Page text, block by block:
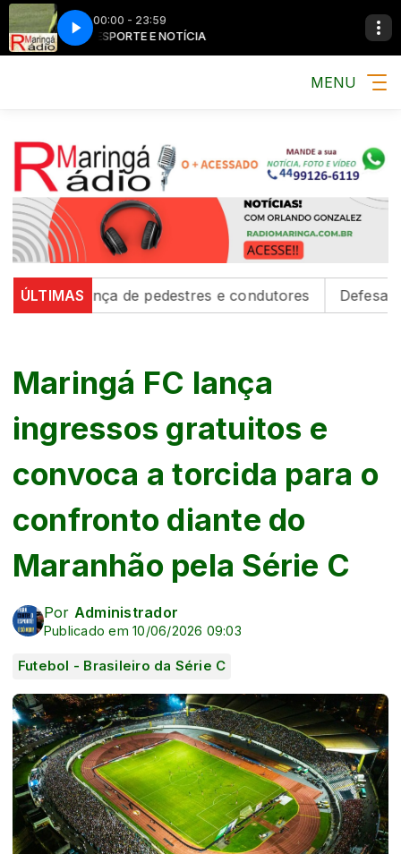
00:00 - 23:59
MÚSICA, ESPORTE E NOTÍCIA MÚSICA,
MENU
ÚLTIMASde pedestres e condutores Defesa Civil
Maringá FC lança
ingressos gratuitos e
convoca a torcida para o
confronto diante do
Maranhão pela Série C
Por Administrador
Publicado em 10/06/2026 09:03
Futebol - Brasileiro da Série C